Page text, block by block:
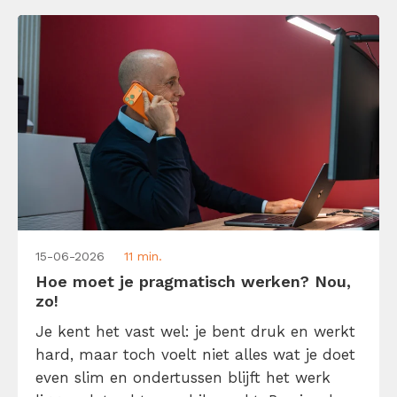
15-06-2026 11 min.
Hoe moet je pragmatisch werken? Nou,
zo!
Je kent het vast wel: je bent druk en werkt
hard, maar toch voelt niet alles wat je doet
even slim en ondertussen blijft het werk